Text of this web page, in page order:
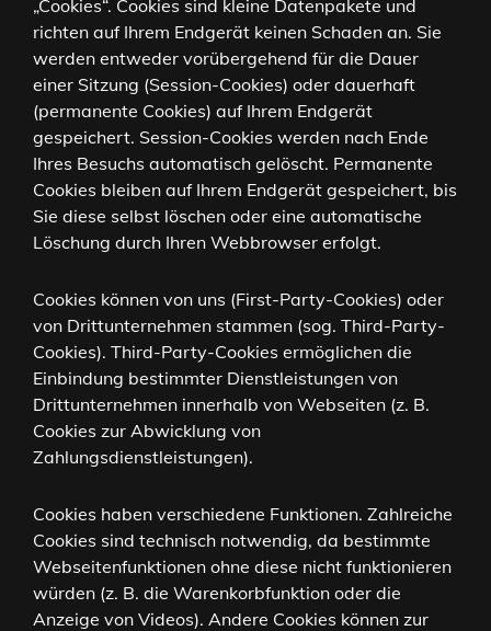
„Cookies“. Cookies sind kleine Datenpakete und
richten auf Ihrem Endgerät keinen Schaden an. Sie
werden entweder vorübergehend für die Dauer
einer Sitzung (Session-Cookies) oder dauerhaft
(permanente Cookies) auf Ihrem Endgerät
gespeichert. Session-Cookies werden nach Ende
Ihres Besuchs automatisch gelöscht. Permanente
Cookies bleiben auf Ihrem Endgerät gespeichert, bis
Sie diese selbst löschen oder eine automatische
Löschung durch Ihren Webbrowser erfolgt.
Cookies können von uns (First-Party-Cookies) oder
von Drittunternehmen stammen (sog. Third-Party-
Cookies). Third-Party-Cookies ermöglichen die
Einbindung bestimmter Dienstleistungen von
Drittunternehmen innerhalb von Webseiten (z. B.
Cookies zur Abwicklung von
Zahlungsdienstleistungen).
Cookies haben verschiedene Funktionen. Zahlreiche
Cookies sind technisch notwendig, da bestimmte
Webseitenfunktionen ohne diese nicht funktionieren
würden (z. B. die Warenkorbfunktion oder die
Anzeige von Videos). Andere Cookies können zur